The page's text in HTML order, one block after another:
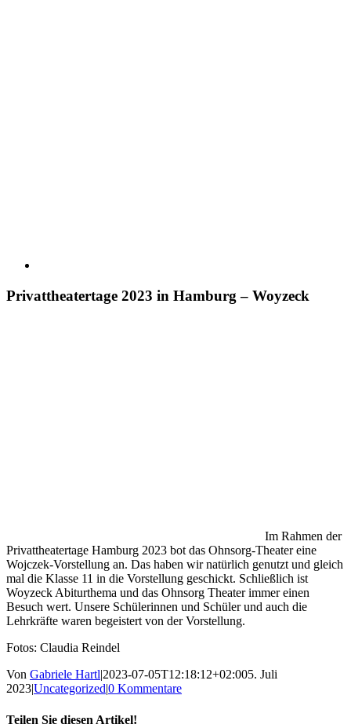
Privattheatertage 2023 in Hamburg – Woyzeck
Im Rahmen der
Privattheatertage Hamburg 2023 bot das Ohnsorg-Theater eine
Wojczek-Vorstellung an. Das haben wir natürlich genutzt und gleich
mal die Klasse 11 in die Vorstellung geschickt. Schließlich ist
Woyzeck Abiturthema und das Ohnsorg Theater immer einen
Besuch wert. Unsere Schülerinnen und Schüler und auch die
Lehrkräfte waren begeistert von der Vorstellung.
Fotos: Claudia Reindel
Von Gabriele Hartl|2023-07-05T12:18:12+02:005. Juli
2023|Uncategorized|0 Kommentare
Teilen Sie diesen Artikel!